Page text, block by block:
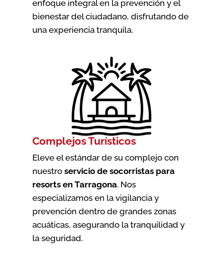
enfoque integral en la prevención y el
bienestar del ciudadano, disfrutando de
una experiencia tranquila.
Complejos Turísticos
Eleve el estándar de su complejo con
nuestro servicio de socorristas para
resorts en Tarragona. Nos
especializamos en la vigilancia y
prevención dentro de grandes zonas
acuáticas, asegurando la tranquilidad y
la seguridad.